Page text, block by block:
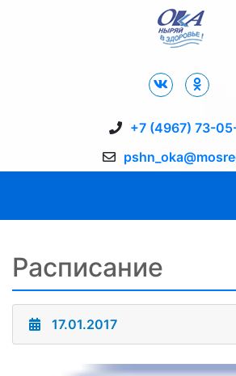
+7 (4967) 73-
Расписание
17.01.2017